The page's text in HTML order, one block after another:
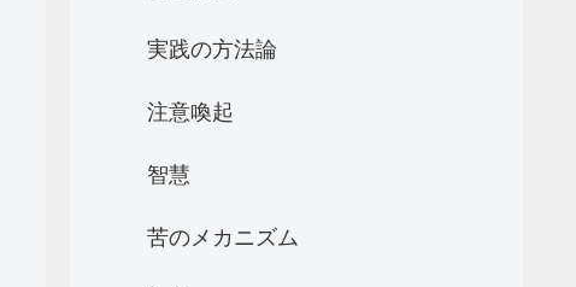
実践の方法論
注意喚起
智慧
苦のメカニズム